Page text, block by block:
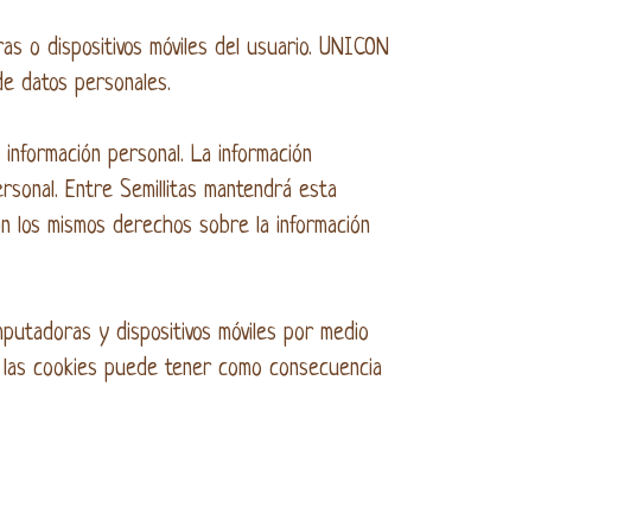
o dispositivos móviles del usuario. UNICON
datos personales.
personal. La información
Entre Semillitas mantendrá esta
mismos derechos sobre la información
y dispositivos móviles por medio
cookies puede tener como consecuencia